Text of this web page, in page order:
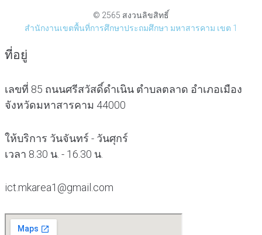
© 2565 สงวนลิขสิทธิ์
สำนักงานเขตพื้นที่การศึกษาประถมศึกษา มหาสารคาม เขต 1
ที่อยู่
เลขที่ 85 ถนนศรีสวัสดิ์ดำเนิน ตำบลตลาด อำเภอเมือง
จังหวัดมหาสารคาม 44000
ให้บริการ วันจันทร์ - วันศุกร์
เวลา 8.30 น. - 16.30 น.
ict.mkarea1@gmail.com